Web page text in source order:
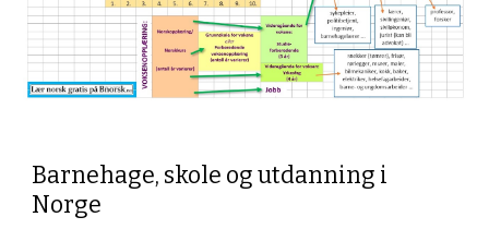
Barnehage, skole og utdanning i
Norge